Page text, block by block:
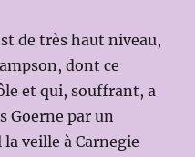
de très haut niveau,
dont ce
et qui, souffrant, a
Goerne par un
veille à Carnegie